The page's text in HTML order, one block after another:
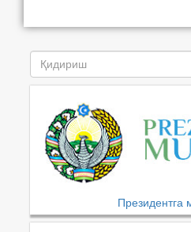
Президентга